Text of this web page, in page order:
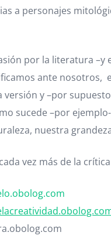
a personajes
por la literatura
ante nosotros,
versión y –por
sucede –por
nuestra
vez más de la